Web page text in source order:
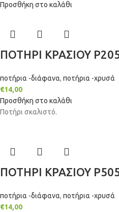
Προσθήκη στο καλάθι
ΠΟΤΗΡΙ ΚΡΑΣΙΟΥ
ποτήρια -διάφανα, ποτήρια -χρυσά
€14,00
Προσθήκη στο καλάθι
Ποτήρι σκαλιστό.
ΠΟΤΗΡΙ ΚΡΑΣΙΟΥ
ποτήρια -διάφανα, ποτήρια -χρυσά
€14,00